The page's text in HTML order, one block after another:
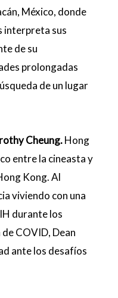
México, donde
interpreta sus
de su
prolongadas
de un lugar
Cheung.Hong
entre la cineasta y
Kong. Al
viviendo con una
durante los
COVID, Dean
ante los desafíos